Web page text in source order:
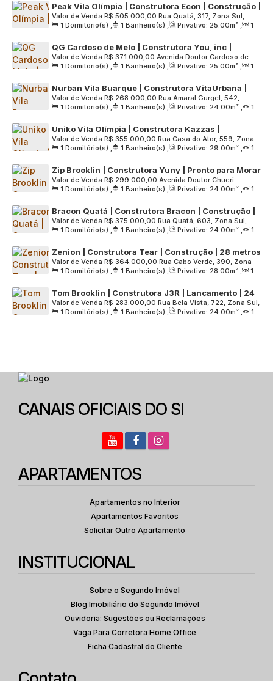
Peak Vila Olímpia | Construtora Econ | Construção |
25 metros | studios com varanda | sem vaga
R$ 505.000,00
Valor de Venda
Rua Quatá, 317, Zona Sul,
04546-041, Vila Olímpia, São Paulo, São Paulo, Brasil
1 Dormitório(s) , 1 Banheiro(s) , Privativo: 25.00m² ,
1
Sala(s) , Útil: 25.00m² , Terreno: 2936.00m²
QG Cardoso de Melo | Construtora You, inc |
Construção | 25 metros | studios com varanda |
sem vaga
R$ 371.000,00
Valor de Venda
Avenida Doutor Cardoso de
Melo, 989, Zona Sul, 04548-004, Vila Olímpia, São Paulo,
São Paulo, Brasil
1 Dormitório(s) , 1 Banheiro(s) , Privativo: 25.00m² ,
1
Sala(s) , Útil: 25.00m² , Terreno: 1234.00m²
Nurban Vila Buarque | Construtora VitaUrbana |
Construção | 24 metros | Studios com varanda |
sem vaga
R$ 268.000,00
Valor de Venda
Rua Amaral Gurgel, 542,
Centro de São Paulo, 01221-001, Vila Buarque, São Paulo,
São Paulo, Brasil
1 Dormitório(s) , 1 Banheiro(s) , Privativo: 24.00m² ,
1
Sala(s) , Útil: 24.00m² , Terreno: 552.00m²
Uniko Vila Olímpia | Construtora Kazzas |
Construção | 29 Metros | 01 Suíte com Varanda |
sem Vaga
R$ 355.000,00
Valor de Venda
Rua Casa do Ator, 559, Zona
Sul, 04546-002, Vila Olímpia, São Paulo, São Paulo, Brasil
1 Dormitório(s) , 1 Banheiro(s) , Privativo: 29.00m² ,
1
Sala(s) , 1 Suíte(s) , Útil: 29.00m² , Terreno: 3500.00m²
Zip Brooklin | Construtora Yuny | Pronto para Morar
| 24 Metros | Studios com Varanda | sem Vaga
R$ 299.000,00
Valor de Venda
Avenida Doutor Chucri
Zaidan, 111, Zona Sul, 04583-110, Vila Cordeiro, São Paulo,
São Paulo, Brasil
1 Dormitório(s) , 1 Banheiro(s) , Privativo: 24.00m² ,
1
Sala(s) , Útil: 24.00m² , Terreno: 3379.00m²
Bracon Quatá | Construtora Bracon | Construção |
24 metros | studios com varanda | sem vaga
R$ 375.000,00
Valor de Venda
Rua Quatá, 603, Zona Sul,
04546-043, Vila Olímpia, São Paulo, São Paulo, Brasil
1 Dormitório(s) , 1 Banheiro(s) , Privativo: 24.00m² ,
1
Sala(s) , Útil: 24.00m² , Terreno: 1523.00m²
Zenion | Construtora Tear | Construção | 28 metros
| 01 dormitório | com varanda | sem vaga
R$ 364.000,00
Valor de Venda
Rua Cabo Verde, 390, Zona
Sul, 04550-081, Vila Olímpia, São Paulo, São Paulo, Brasil
1 Dormitório(s) , 1 Banheiro(s) , Privativo: 28.00m² ,
1
Sala(s) , Útil: 28.00m² , Terreno: 2200.00m²
Tom Brooklin | Construtora J3R | Lançamento | 24
metros | studios sem varanda e vaga
R$ 283.000,00
Valor de Venda
Rua Bela Vista, 722, Zona Sul,
02366-140, Jardim Francisco Mendes, São Paulo, São Paulo,
1 Dormitório(s) , 1 Banheiro(s) , Privativo: 24.00m² ,
1
CANAIS OFICIAIS DO SI
APARTAMENTOS
Apartamentos no Interior
Apartamentos Favoritos
Solicitar Outro Apartamento
INSTITUCIONAL
Sobre o Segundo Imóvel
Blog Imobiliário do Segundo Imóvel
Ouvidoria: Sugestões ou Reclamações
Vaga Para Corretora Home Office
Ficha Cadastral do Cliente